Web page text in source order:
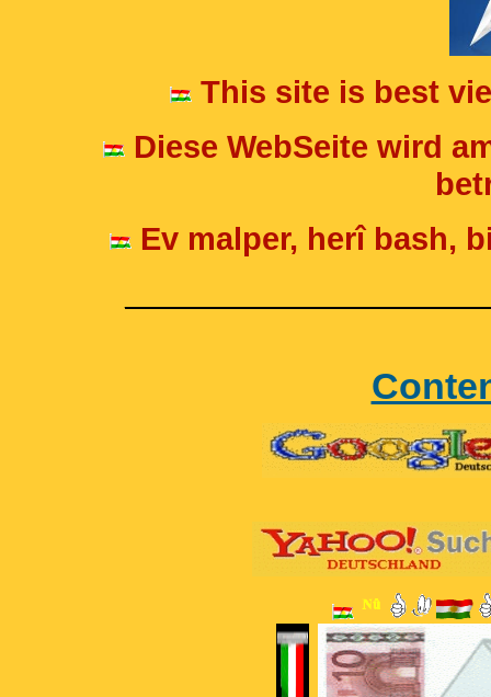
This site is best
Diese WebSeite wird
Ev malper, herî bash,